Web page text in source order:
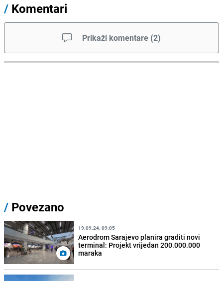
/ Komentari
Prikaži komentare (2)
/ Povezano
19.09.24. 09:05
Aerodrom Sarajevo planira graditi novi
terminal: Projekt vrijedan 200.000.000
maraka